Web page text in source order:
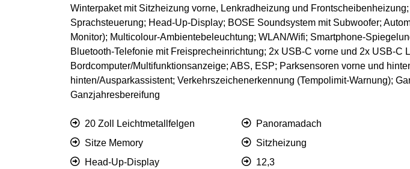
Winterpaket mit Sitzheizung vorne, Lenkradheizung und
Sprachsteuerung; Head-Up-Display; BOSE Soundsystem mit Subwoofer;
Monitor); Multicolour-Ambientebeleuchtung; WLAN/Wifi; Smartphone-
Bluetooth-Telefonie mit Freisprecheinrichtung; 2x USB-C vorne und 2x USB-C
Bordcomputer/Multifunktionsanzeige; ABS, ESP; Parksensoren vorne und
hinten/Ausparkassistent; Verkehrszeichenerkennung (Tempolimit-Warnung);
Ganzjahresbereifung
20 Zoll Leichtmetallfelgen Panoramadach
Sitze Memory
Sitzheizung
Head-Up-Display
12,3